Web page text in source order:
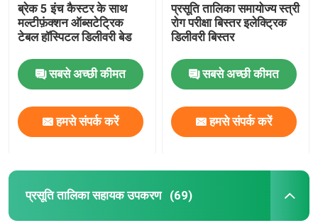
ब्रेक 5 इंच कैस्टर के साथ
मल्टीफ़ंक्शन ऑब्सटेट्रिक
टेबल हॉस्पिटल डिलीवरी बेड
सबसे अच्छी कीमत
हमसे संपर्क करें
प्रसूति तालिका समायोज्य स्त्री
रोग परीक्षा बिस्तर इलेक्ट्रिक
डिलीवरी बिस्तर
सबसे अच्छी कीमत
हमसे संपर्क करें
प्रसूति तालिका सहायक उपकरण (69)